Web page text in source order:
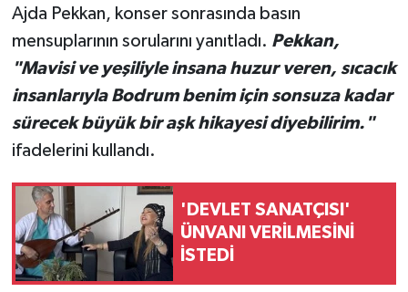
Ajda Pekkan, konser sonrasında basın
mensuplarının sorularını yanıtladı. Pekkan,
"Mavisi ve yeşiliyle insana huzur veren, sıcacık
insanlarıyla Bodrum benim için sonsuza kadar
sürecek büyük bir aşk hikayesi diyebilirim."
ifadelerini kullandı.
'DEVLET SANATÇISI'
ÜNVANI VERİLMESİNİ
İSTEDİ